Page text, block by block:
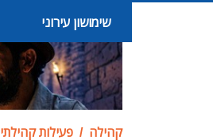
שימושון עירוני
פרסומת
קהילה פעילות